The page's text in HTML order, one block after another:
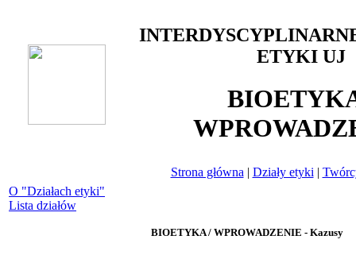
ETYKI UJ
Strona główna | Działy etyki |
O "Działach etyki"
Lista działów
BIOETYKA / WPROWADZENIE - Kazusy